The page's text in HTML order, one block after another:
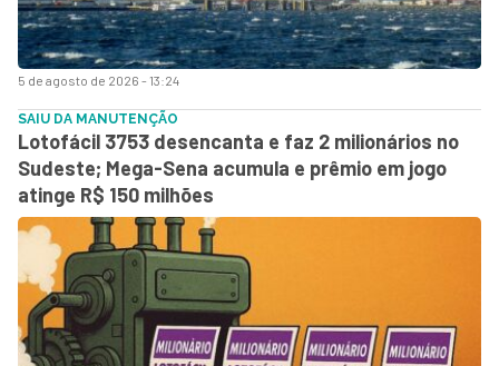
5 de agosto de 2026 - 13:24
SAIU DA MANUTENÇÃO
Lotofácil 3753 desencanta e faz 2 milionários no
Sudeste; Mega-Sena acumula e prêmio em jogo
atinge R$ 150 milhões